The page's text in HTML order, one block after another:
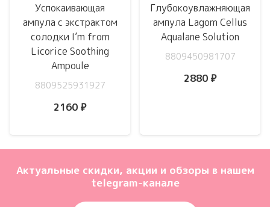
Успокаивающая
ампула с экстрактом
солодки I’m from
Licorice Soothing
Ampoule
8809525931927
2160 ₽
Глубокоувлажняющая
ампула Lagom Cellus
Aqualane Solution
8809450981707
2880 ₽
Актуальные скидки, акции и обзоры в нашем
telegram-канале